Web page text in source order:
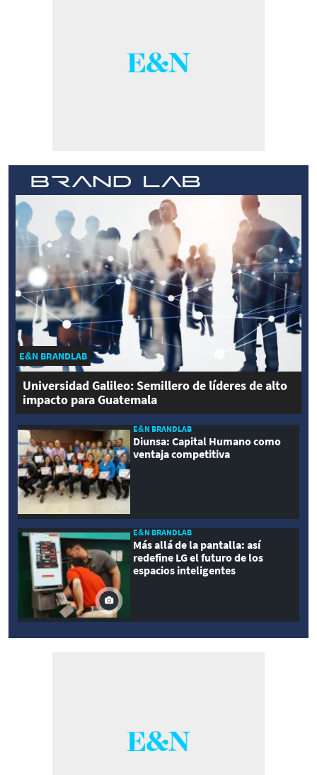
E&N BRANDLAB
Universidad Galileo: Semillero de líderes de alto
impacto para Guatemala
E&N BRANDLAB
Diunsa: Capital Humano como
ventaja competitiva
E&N BRANDLAB
Más allá de la pantalla: así
redefine LG el futuro de los
espacios inteligentes